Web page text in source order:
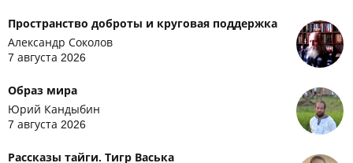
Пространство доброты и круговая поддержка
Александр Соколов
7 августа 2026
Образ мира
Юрий Кандыбин
7 августа 2026
Рассказы тайги. Тигр Васька